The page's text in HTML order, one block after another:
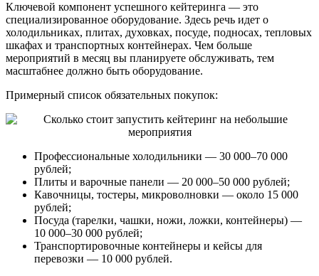
Ключевой компонент успешного кейтеринга — это
специализированное оборудование. Здесь речь идет о
холодильниках, плитах, духовках, посуде, подносах, тепловых
шкафах и транспортных контейнерах. Чем больше
мероприятий в месяц вы планируете обслуживать, тем
масштабнее должно быть оборудование.
Примерный список обязательных покупок:
Профессиональные холодильники — 30 000–70 000
рублей;
Плиты и варочные панели — 20 000–50 000 рублей;
Кавочницы, тостеры, микроволновки — около 15 000
рублей;
Посуда (тарелки, чашки, ножи, ложки, контейнеры) —
10 000–30 000 рублей;
Транспортировочные контейнеры и кейсы для
перевозки — 10 000 рублей.